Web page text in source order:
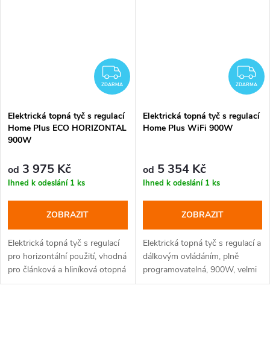
ZDARMA
ZDARMA
Elektrická topná tyč s regulací
Home Plus ECO HORIZONTAL
900W
od 3 975 Kč
Ihned k odeslání 1 ks
ZOBRAZIT
Elektrická topná tyč s regulací
pro horizontální použití, vhodná
pro článková a hliníková otopná
tělesa, dvě barevná provedení
ZDARMA
Elektrická topná tyč s regulací
Home Plus WiFi 900W
od 5 354 Kč
Ihned k odeslání 1 ks
ZOBRAZIT
Elektrická topná tyč s regulací a
dálkovým ovládáním, plně
programovatelná, 900W, velmi
elegantní vzhled, 10 barevných